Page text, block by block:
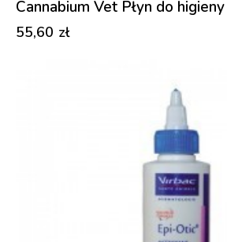
Cannabium Vet Płyn do
55,60 zł